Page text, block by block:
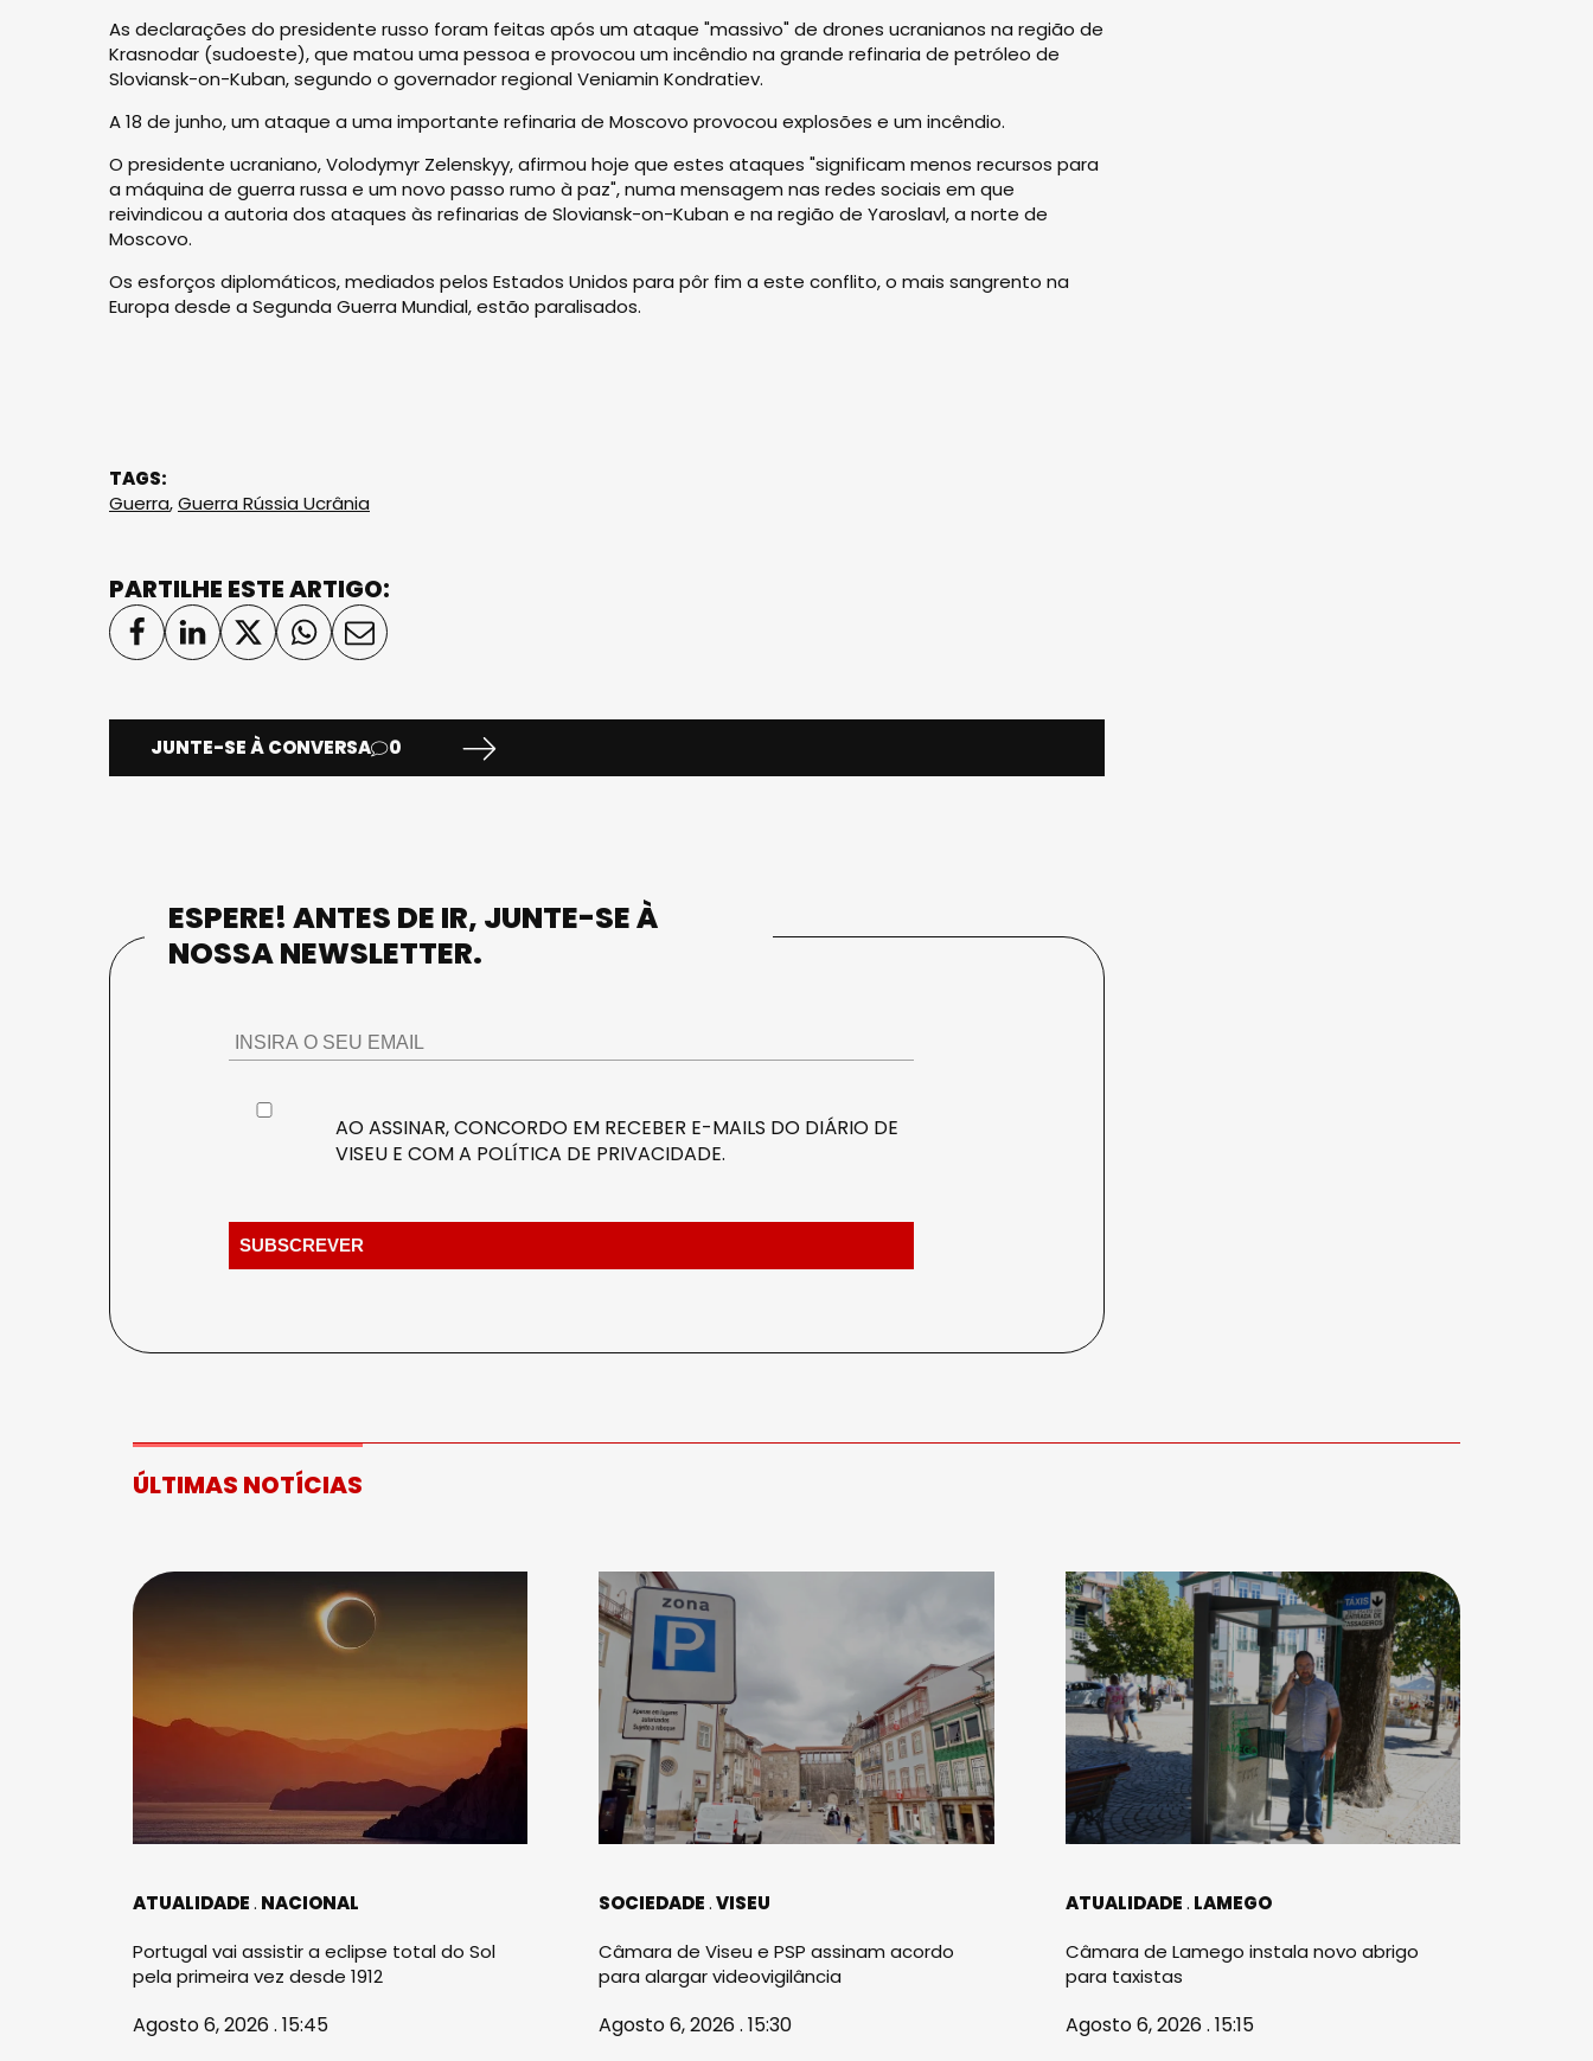
As declarações do presidente russo foram feitas após um ataque "massivo" de drones ucranianos na região de
Krasnodar (sudoeste), que matou uma pessoa e provocou um incêndio na grande refinaria de petróleo de
Sloviansk-on-Kuban, segundo o governador regional Veniamin Kondratiev.
A 18 de junho, um ataque a uma importante refinaria de Moscovo provocou explosões e um incêndio.
O presidente ucraniano, Volodymyr Zelenskyy, afirmou hoje que estes ataques "significam menos recursos para
a máquina de guerra russa e um novo passo rumo à paz", numa mensagem nas redes sociais em que
reivindicou a autoria dos ataques às refinarias de Sloviansk-on-Kuban e na região de Yaroslavl, a norte de
Moscovo.
Os esforços diplomáticos, mediados pelos Estados Unidos para pôr fim a este conflito, o mais sangrento na
Europa desde a Segunda Guerra Mundial, estão paralisados.
TAGS:
Guerra,Guerra Rússia Ucrânia
PARTILHE ESTE ARTIGO:
JUNTE-SE À CONVERSA 0
ESPERE! ANTES DE IR, JUNTE-SE À
NOSSA NEWSLETTER.
AO ASSINAR, CONCORDO EM RECEBER E-MAILS DO DIÁRIO DE
VISEU E COM A POLÍTICA DE PRIVACIDADE.
ÚLTIMAS NOTÍCIAS
ATUALIDADE NACIONAL
Portugal vai assistir a eclipse total do Sol
pela primeira vez desde 1912
Agosto 6, 2026 . 15:45
SOCIEDADE VISEU
Câmara de Viseu e PSP assinam acordo
para alargar videovigilância
Agosto 6, 2026 . 15:30
ATUALIDADE LAMEGO
Câmara de Lamego instala novo abrigo
para taxistas
Agosto 6, 2026 . 15:15